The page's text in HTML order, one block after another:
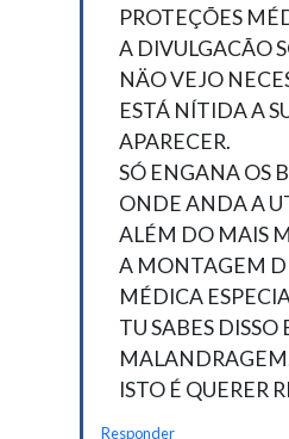
PROTEÇÕES
A DIVULGACÃO
NÄO VEJO
ESTÁ NÍTIDA A
APARECER.
SÓ ENGANA OS
ONDE ANDA A
ALÉM DO MAIS
A MONTAGEM
MÉDICA
TU SABES DISSO
ISTO É QUERER
Responder